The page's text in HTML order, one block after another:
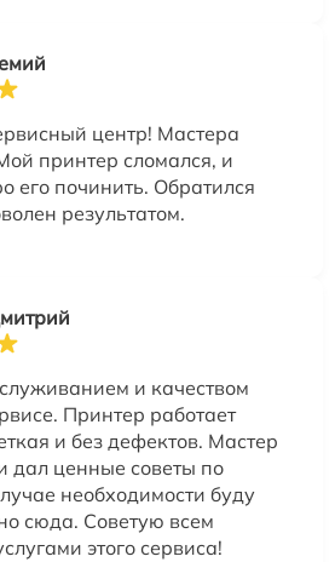
центр! Мастера
принтер сломался, и
его починить. Обратился
результатом.
и качеством
Принтер работает
и без дефектов. Мастер
дал ценные советы по
необходимости буду
сюда. Советую всем
этого сервиса!